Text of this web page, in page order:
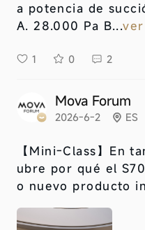
a potencia de
A. 28.000 Pa B...
1 0 2
Mova Forum
2026-6-2 ES
【Mini-Class】 En
ubre por qué el
o nuevo producto